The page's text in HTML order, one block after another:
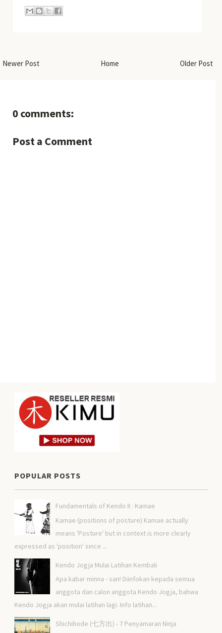
Newer Post Older Post
Home
0 comments:
Post a Comment
POPULAR POSTS
Fundamentals of Kendo II : Kamae
Kamae (positions of posture) Kamae actually
means 'Posture' but in context is more clearly
expressed as 'position' since ...
Kendo Jogja Mulai Latihan Kembali
Apa kabar minna - san! Diinfokan kepada semua
anggota dan calon anggota Kendo Jogja, bahwa
Kendo Jogja akan mulai latihan lagi. Info latihan...
Shichihode (七方出) - 7 Penyamaran Ninja